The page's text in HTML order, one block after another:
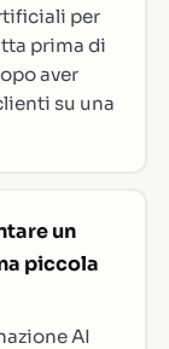
per
prima di
aver
su una
un
piccola
AI